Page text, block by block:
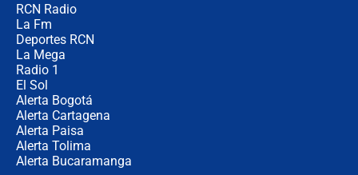
RCN Radio
La Fm
Deportes RCN
La Mega
Radio 1
El Sol
Alerta Bogotá
Alerta Cartagena
Alerta Paisa
Alerta Tolima
Alerta Bucaramanga